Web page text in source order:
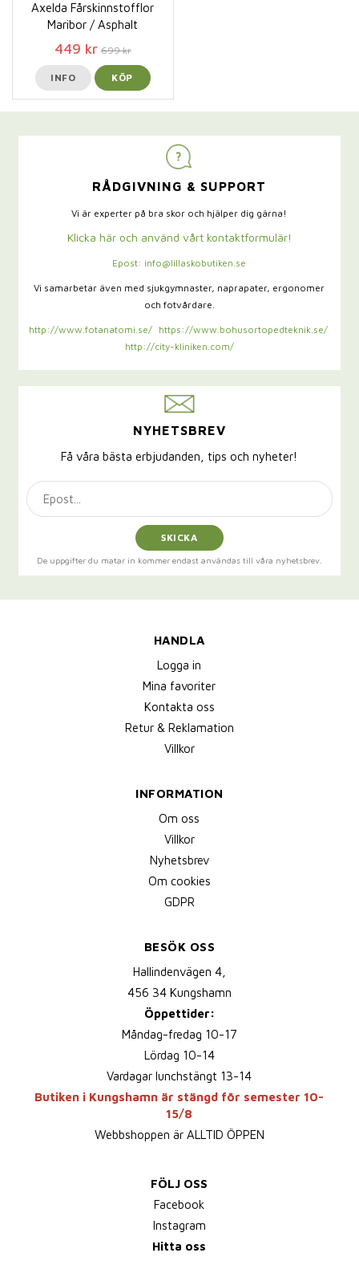
Axelda Fårskinnstofflor
Maribor / Asphalt
449 kr 699 kr
INFO KÖP
RÅDGIVNING & SUPPORT
Vi är experter på bra skor och hjälper dig gärna!
Klicka här och använd vårt kontaktformulär!
Epost: info@lillaskobutiken.se
Vi samarbetar även med sjukgymnaster, naprapater, ergonomer
och fotvårdare.
http://www.fotanatomi.se/
https://www.bohusortopedteknik.se/
http://city-kliniken.com/
NYHETSBREV
Få våra bästa erbjudanden, tips och nyheter!
SKICKA
De uppgifter du matar in kommer endast användas till våra nyhetsbrev.
HANDLA
Logga in
Mina favoriter
Kontakta oss
Retur & Reklamation
Villkor
INFORMATION
Om oss
Villkor
Nyhetsbrev
Om cookies
GDPR
BESÖK OSS
Hallindenvägen 4,
456 34 Kungshamn
Öppettider:
Måndag-fredag 10-17
Lördag 10-14
Vardagar lunchstängt 13-14
Butiken i Kungshamn är stängd för semester 10-
15/8
Webbshoppen är ALLTID ÖPPEN
FÖLJ OSS
Facebook
Instagram
Hitta oss